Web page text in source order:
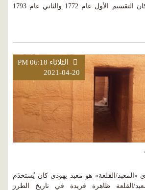
الفترة 1772 ـ 1795. كان التقسيم الأول عام 1772 والثاني عام 1793
الثلاثاء PM 06:18
2021-04-20
«المعبد/القلعة» هو معبد يهودي كان يُستخدَم
القلعة ظاهرة فريدة في تاريخ الطرز